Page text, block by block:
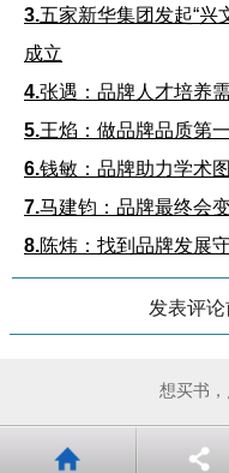
3.五家新华集团发起“兴
成立
4.张遇：品牌人才培养
5.王焰：做品牌品质第
6.钱敏：品牌助力学术图
7.马建钧：品牌最终会
8.陈炜：找到品牌发展
发表评
想买书